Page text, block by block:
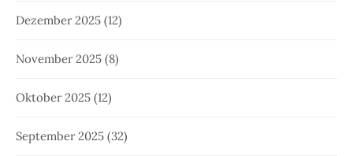
Dezember 2025 (12)
November 2025 (8)
Oktober 2025 (12)
September 2025 (32)